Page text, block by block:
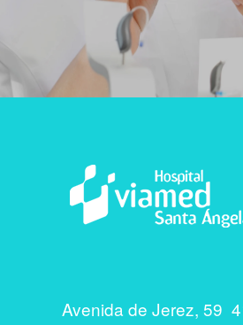
Avenida de Jerez, 59